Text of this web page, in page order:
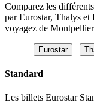
Comparez les
par Eurostar, Thalys
voyagez de
Eurostar
Standard
Les billets Eurostar